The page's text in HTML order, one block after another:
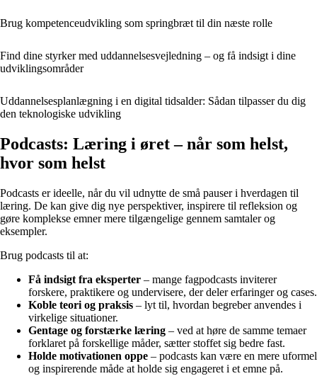
Brug kompetenceudvikling som springbræt til din næste rolle
Find dine styrker med uddannelsesvejledning – og få indsigt i dine
udviklingsområder
Uddannelsesplanlægning i en digital tidsalder: Sådan tilpasser du dig
den teknologiske udvikling
Podcasts: Læring i øret – når som helst,
hvor som helst
Podcasts er ideelle, når du vil udnytte de små pauser i hverdagen til
læring. De kan give dig nye perspektiver, inspirere til refleksion og
gøre komplekse emner mere tilgængelige gennem samtaler og
eksempler.
Brug podcasts til at:
Få indsigt fra eksperter – mange fagpodcasts inviterer
forskere, praktikere og undervisere, der deler erfaringer og cases.
Koble teori og praksis – lyt til, hvordan begreber anvendes i
virkelige situationer.
Gentage og forstærke læring – ved at høre de samme temaer
forklaret på forskellige måder, sætter stoffet sig bedre fast.
Holde motivationen oppe – podcasts kan være en mere uformel
og inspirerende måde at holde sig engageret i et emne på.